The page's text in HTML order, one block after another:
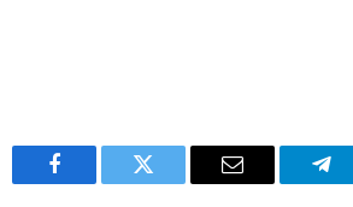
Facebook Twitter Email